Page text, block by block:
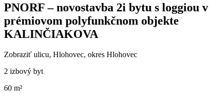
PNORF – novostavba 2i bytu s loggiou v
prémiovom polyfunkčnom objekte
KALINČIAKOVA
Zobraziť ulicu, Hlohovec, okres Hlohovec
2 izbový byt
60 m²